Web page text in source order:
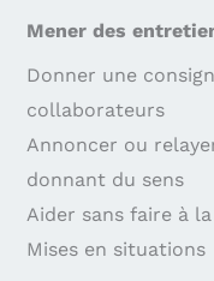
Mener des
Donner une
collaborateurs
Annoncer ou
donnant du sens
Aider sans faire à
Mises en situations